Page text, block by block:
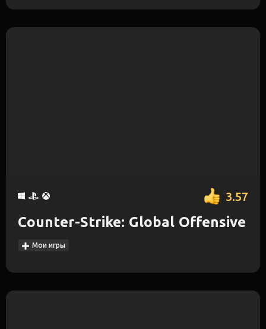
3.57
Counter-Strike: Global Offensive
Мои игры